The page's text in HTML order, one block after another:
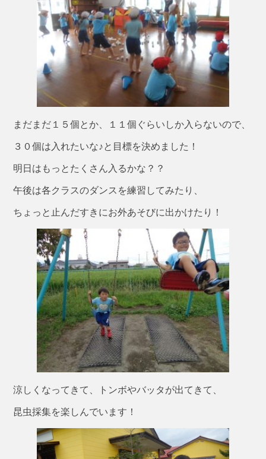
まだまだ１５個とか、１１個ぐらいしか入らないので、
３０個は入れたいな♪と目標を決めました！
明日はもっとたくさん入るかな？？
午後は各クラスのダンスを練習してみたり、
ちょっと止んだすきにお外あそびに出かけたり！
涼しくなってきて、トンボやバッタが出てきて、
昆虫採集を楽しんでいます！